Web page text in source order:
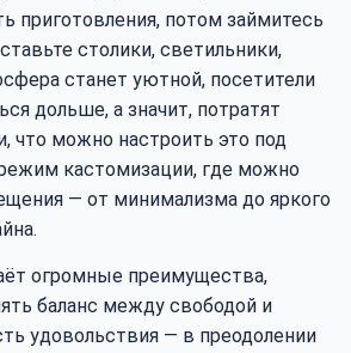
приготовления, потом займитесь
столики, светильники,
станет уютной, посетители
дольше, а значит, потратят
что можно настроить это под
кастомизации, где можно
— от минимализма до яркого
огромные преимущества,
баланс между свободой и
удовольствия — в преодолении